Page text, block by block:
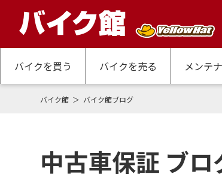
バイクを買う バイクを売る メンテ
バイク館 バイク館ブログ
中古車保証 ブロ